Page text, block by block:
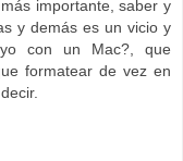
importante, saber y
y demás es un vicio y
con un Mac?, que
formatear de vez en